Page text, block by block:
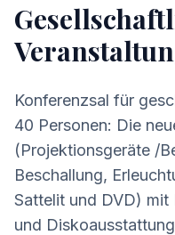
Konferenzsal für
40 Personen: Die
(Projektionsgeräte /
Beschallung,
Sattelit und DVD) mit
und